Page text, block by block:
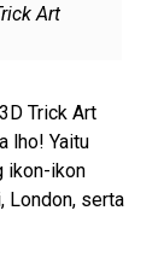
Art
Trick Art
lho! Yaitu
ikon-ikon
London, serta